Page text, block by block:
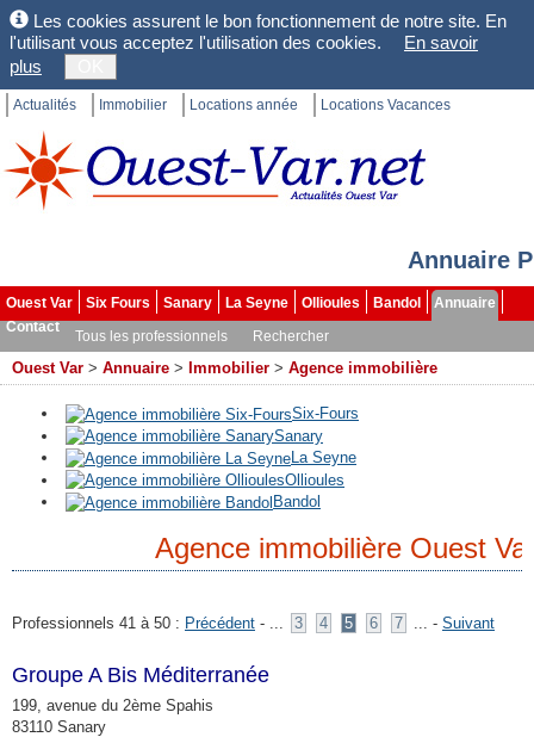
Les cookies assurent le bon fonctionnement de notre site. En
l'utilisant vous acceptez l'utilisation des cookies.
En savoir
plus
Actualités Immobilier Locations année Locations Vacances
Annuaire
Ouest Var Six Fours Sanary La Seyne Ollioules Bandol
Annuaire
Contact
Tous les professionnels Rechercher
Ouest Var > Annuaire > Immobilier > Agence immobilière
Six-Fours
Sanary
La Seyne
Ollioules
Bandol
Agence immobilière Ouest
Professionnels 41 à 50 : Précédent - ... 3 4 5 6 7 ... - Suivant
Groupe A Bis Méditerranée
199, avenue du 2ème Spahis
83110 Sanary